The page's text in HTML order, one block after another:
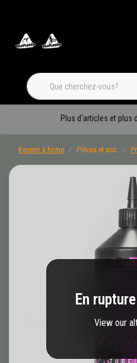
Plus d'articles et plus
Revenir à home Pièces et acc.
En
View our